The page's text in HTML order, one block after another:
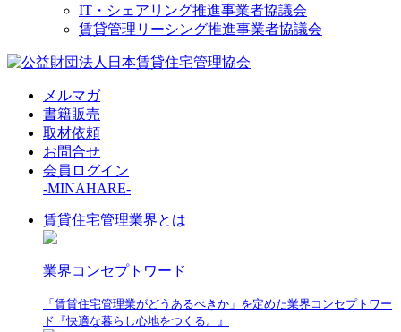
IT・シェアリング推進事業者協議会
賃貸管理リーシング推進事業者協議会
メルマガ
書籍販売
取材依頼
お問合せ
会員ログイン
-MINAHARE-
賃貸住宅管理業界とは
業界コンセプトワード
「賃貸住宅管理業がどうあるべきか」を定めた業界コンセプトワー
ド『快適な暮らし心地をつくる。』